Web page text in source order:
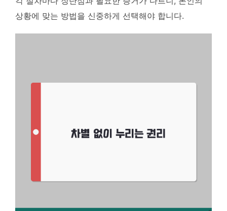
상황에 맞는 방법을 신중하게 선택해야 합니다.